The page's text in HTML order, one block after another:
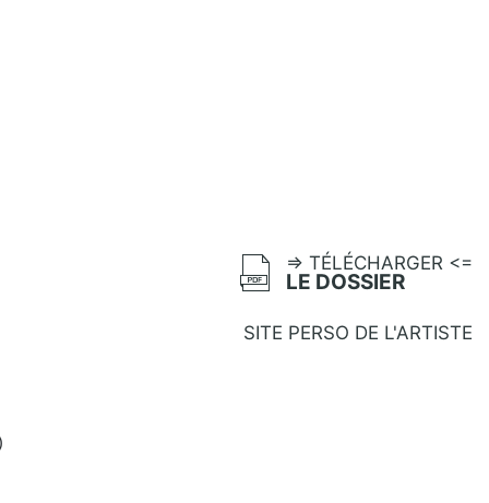
=> TÉLÉCHARGER <=
LE DOSSIER
SITE PERSO DE L'ARTISTE